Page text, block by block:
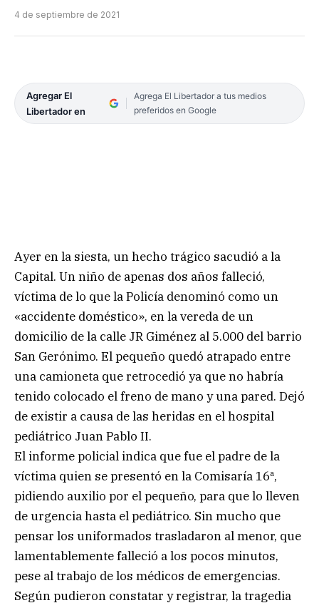
4 de septiembre de 2021
Agregar El
Libertador en
Agrega El Libertador a tus medios
preferidos en Google
Ayer en la siesta, un hecho trágico sacudió a la
Capital. Un niño de apenas dos años falleció,
víctima de lo que la Policía denominó como un
«accidente doméstico», en la vereda de un
domicilio de la calle JR Giménez al 5.000 del barrio
San Gerónimo. El pequeño quedó atrapado entre
una camioneta que retrocedió ya que no habría
tenido colocado el freno de mano y una pared. Dejó
de existir a causa de las heridas en el hospital
pediátrico Juan Pablo II.
El informe policial indica que fue el padre de la
víctima quien se presentó en la Comisaría 16ª,
pidiendo auxilio por el pequeño, para que lo lleven
de urgencia hasta el pediátrico. Sin mucho que
pensar los uniformados trasladaron al menor, que
lamentablemente falleció a los pocos minutos,
pese al trabajo de los médicos de emergencias.
Según pudieron constatar y registrar, la tragedia